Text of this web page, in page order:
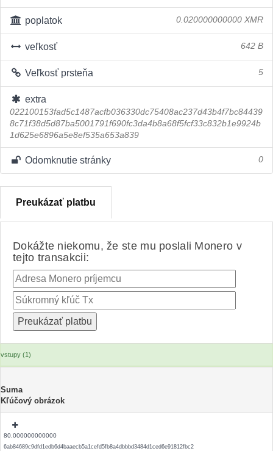
poplatok 0.020000000000 XMR
veľkosť 642 B
Veľkosť prsteňa 5
extra
022100153fad5c1487acfb036330dc75408ac237d43b4f7bc84439
8c71f38d5d87ba5001791f690fc3da4b8a68f5fcf33c832b1e9924b
1d625e6896a5e8ef535a653a839
Odomknutie stránky 0
Preukázať platbu
Dokážte niekomu, že ste mu poslali Monero v
tejto transakcii:
vstupy (1)
Suma
Kľúčový obrázok
80.000000000000
6ab84689c9dfd1edb6d4baaecb5a1cefd5fb8a4dbbbd3484d1ced6e91812fbc2